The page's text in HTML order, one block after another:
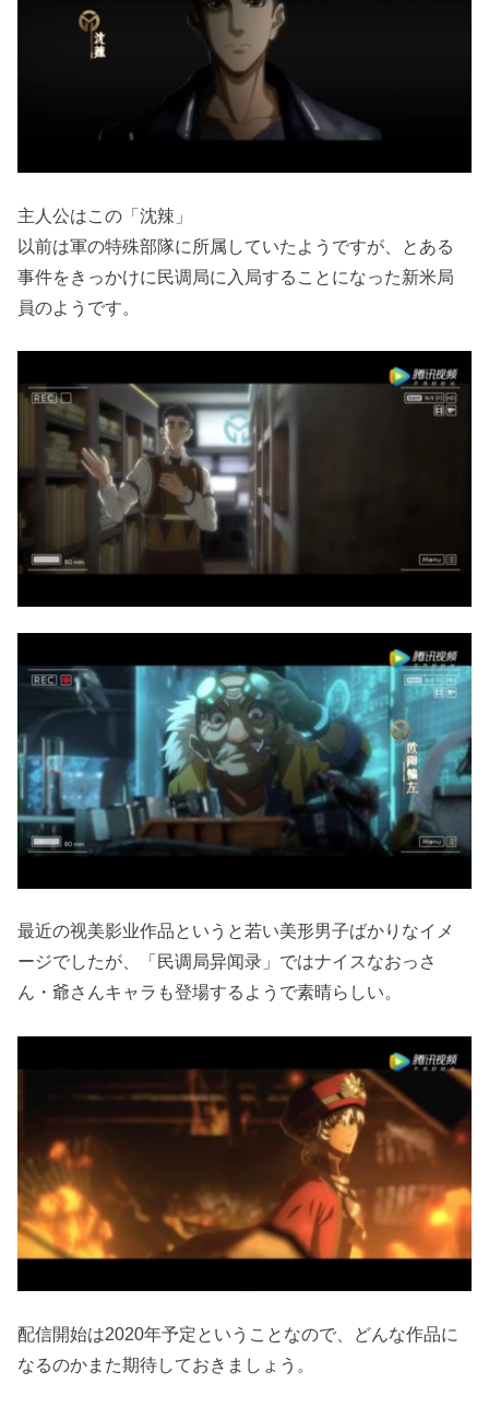
主人公はこの「沈辣」
以前は軍の特殊部隊に所属していたようですが、とある
事件をきっかけに民调局に入局することになった新米局
員のようです。
最近の视美影业作品というと若い美形男子ばかりなイメ
ージでしたが、「民调局异闻录」ではナイスなおっさ
ん・爺さんキャラも登場するようで素晴らしい。
配信開始は2020年予定ということなので、どんな作品に
なるのかまた期待しておきましょう。